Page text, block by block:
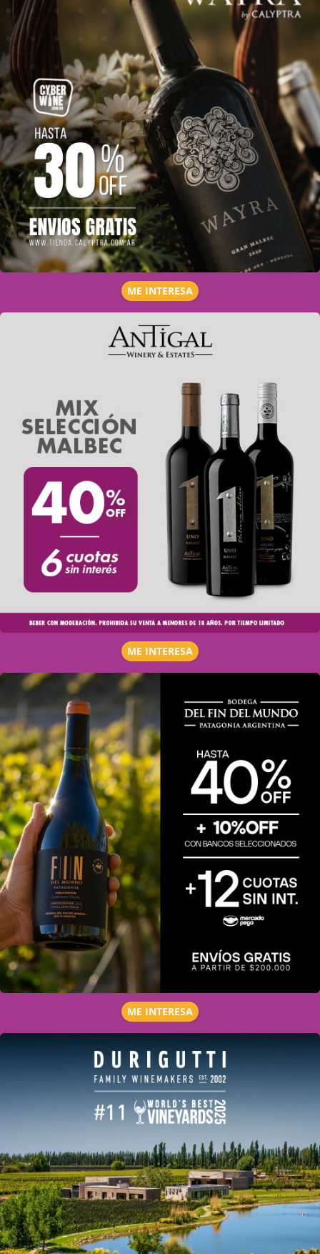
ME INTERESA
ME INTERESA
ME INTERESA